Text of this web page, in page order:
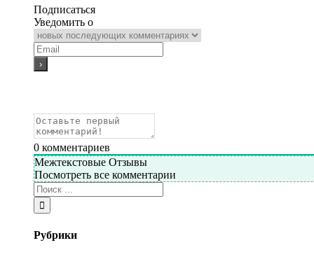
Подписаться
Уведомить о
0 комментариев
Межтекстовые Отзывы
Посмотреть все комментарии
Рубрики